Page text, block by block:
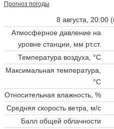
Прогноз погоды
8 августа, 20:00
Атмосферное давление на
уровне станции, мм рт.ст.
Температура воздуха, °C
Максимальная температура,
°C
Относительная влажность, %
Средняя скорость ветра, м/с
Балл общей облачности